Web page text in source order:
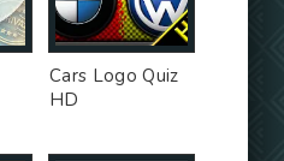
Cars Logo Quiz
HD